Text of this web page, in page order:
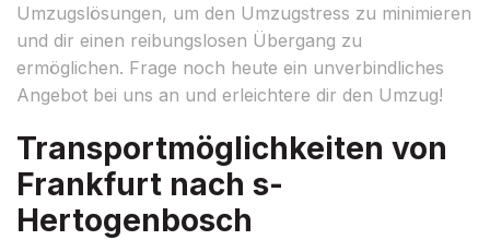
Umzugslösungen, um den Umzugstress zu minimieren
und dir einen reibungslosen Übergang zu
ermöglichen. Frage noch heute ein unverbindliches
Angebot bei uns an und erleichtere dir den Umzug!
Transportmöglichkeiten von
Frankfurt nach s-
Hertogenbosch